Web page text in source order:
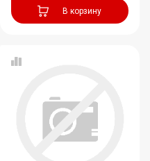
В корзину